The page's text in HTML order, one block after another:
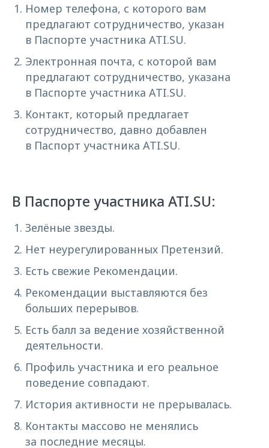
Номер телефона, с которого вам
предлагают сотрудничество, указан
в Паспорте участника ATI.SU.
Электронная почта, с которой вам
предлагают сотрудничество, указана
в Паспорте участника ATI.SU.
Контакт, который предлагает
сотрудничество, давно добавлен
в Паспорт участника ATI.SU.
В Паспорте участника ATI.SU:
Зелёные звезды.
Нет неурегулированных Претензий.
Есть свежие Рекомендации.
Рекомендации выставляются без
больших перерывов.
Есть балл за ведение хозяйственной
деятельности.
Профиль участника и его реальное
поведение совпадают.
История активности не прерывалась.
Контакты массово не менялись
за последние месяцы.